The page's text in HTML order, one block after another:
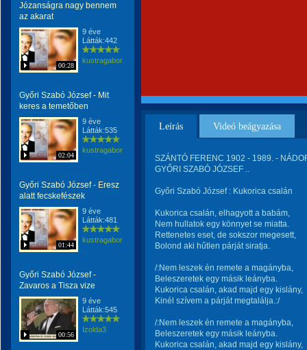
Józanságra nagy bennem
az akarat
00:28
9 éve
Látták:442
kustragabor
Győri Szabó József - Mit
keres a temetőben
02:04
9 éve
Látták:535
kustragabor
Győri Szabó József - Eresz
alatt fecskefészek
01:44
9 éve
Látták:481
kustragabor
Győri Szabó József -
Zavaros a Tisza vize
00:56
9 éve
Látták:545
Izolda3
Leírás Videó beágyazása
SZÁNTÓ FERENC 1902 - 1989. -
GYŐRI SZABÓ JÓZSEF ..
Győri Szabó József : Kukorica csalán
Kukorica csalán, elhagyott a babám,
Nem hullatok egy könnyet se miatta.
Rettenetes eset, de sokszor megesett,
Bolond aki hűtlen párját siratja.
/:Nem leszek én remete a magányba,
Beleszeretek egy másik leányba.
Kukorica csalán, akad majd egy kislány,
Kinél szívem a párját megtalálja.:/
/:Nem leszek én remete a magányba,
Beleszeretek egy másik leányba.
Kukorica csalán, akad majd egy kislány,